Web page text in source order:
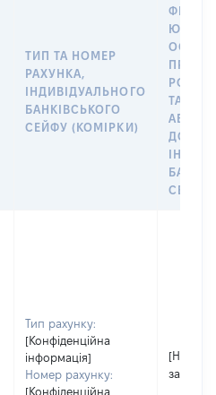
ТИП ТА НОМЕР
РАХУНКА,
ІНДИВІДУАЛЬНОГО
БАНКІВСЬКОГО
СЕЙФУ (КОМІРКИ)
ПРАВО
ТАКИМ
АБО
ДО
СЕЙФУ
Тип рахунку:
[Конфіденційна
інформація]
Номер рахунку:
[Конфіденційна
[Не